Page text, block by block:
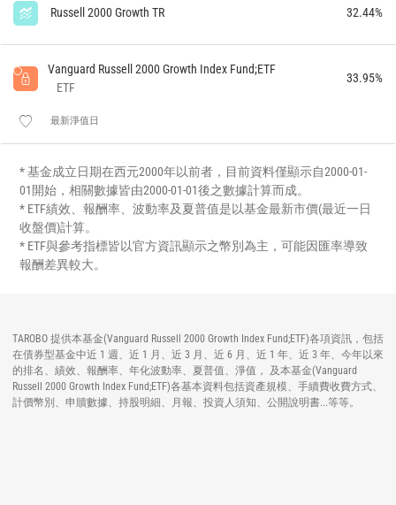
Russell 2000 Growth TR 32.44%
Vanguard Russell 2000 Growth Index Fund;ETF
ETF
33.95%
最新淨值日
* 基金成立日期在西元2000年以前者，目前資料僅顯示自2000-01-
01開始，相關數據皆由2000-01-01後之數據計算而成。
* ETF績效、報酬率、波動率及夏普值是以基金最新市價(最近一日
收盤價)計算。
* ETF與參考指標皆以官方資訊顯示之幣別為主，可能因匯率導致
報酬差異較大。
TAROBO 提供本基金(Vanguard Russell 2000 Growth Index Fund;ETF)各項資訊，包括
在債券型基金中近 1 週、近 1 月、近 3 月、近 6 月、近 1 年、近 3 年、今年以來
的排名、績效、報酬率、年化波動率、夏普值、淨值， 及本基金(Vanguard
Russell 2000 Growth Index Fund;ETF)各基本資料包括資產規模、手續費收費方式、
計價幣別、申贖數據、持股明細、月報、投資人須知、公開說明書...等等。